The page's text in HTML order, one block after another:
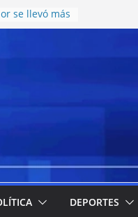
se llevó más
en el
y
en el CCISC
la llegada
cuáles
emergencia
meriendas y
DEPORTES